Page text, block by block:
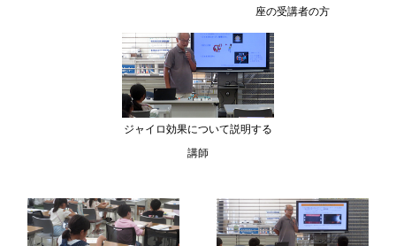
座の受講者の方
ジャイロ効果について説明する
講師